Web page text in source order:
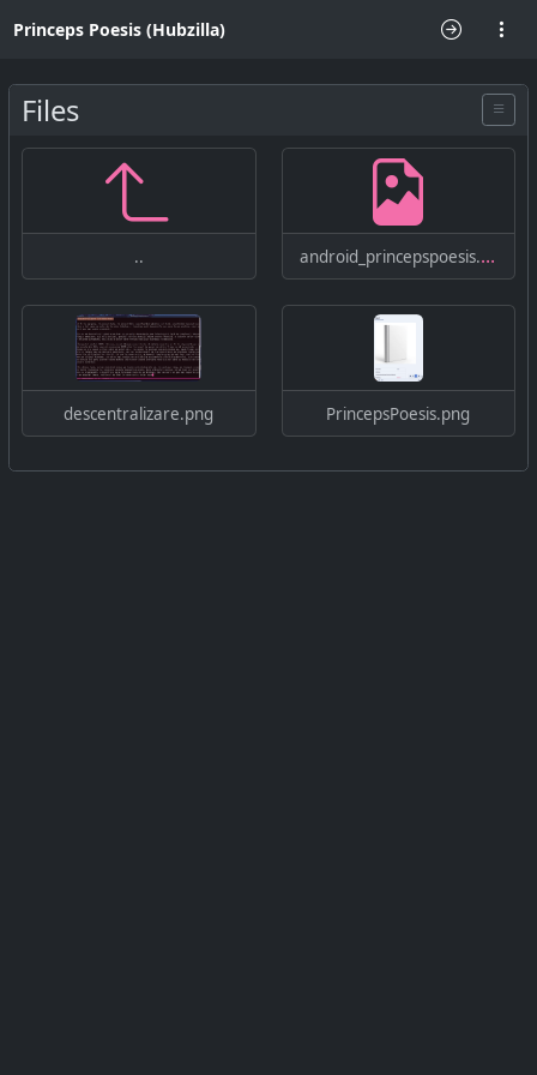
Princeps Poesis (Hubzilla)
Files
.. android_princepspoesis.webp
descentralizare.png PrincepsPoesis.png